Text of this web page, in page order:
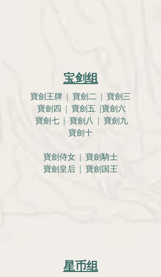
宝剑组
寶劍王牌 | 寶劍二 | 寶劍三
寶劍四 | 寶劍五 |寶劍六
寶劍七 | 寶劍八 | 寶劍九
寶劍十
寶劍侍女 | 寶劍騎士
寶劍皇后 | 寶劍国王
星币组